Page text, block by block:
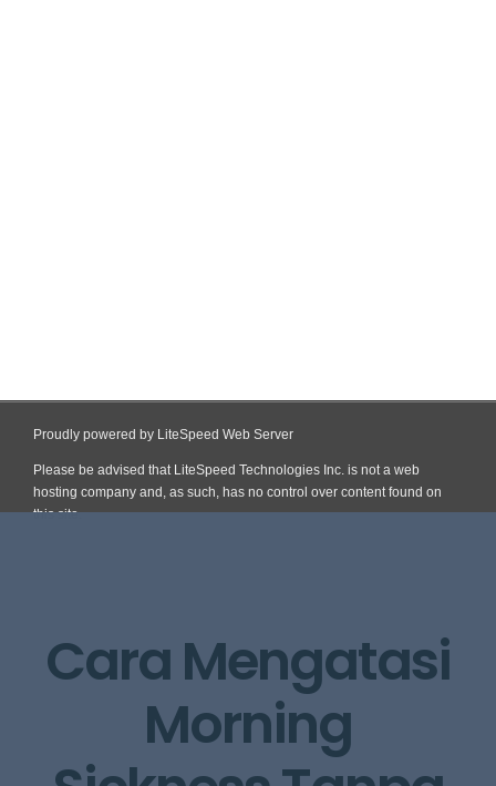
Proudly powered by LiteSpeed Web Server
Please be advised that LiteSpeed Technologies Inc. is not a web
hosting company and, as such, has no control over content found on
this site.
Cara Mengatasi
Morning